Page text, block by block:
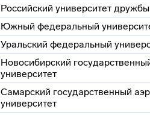
Российский университет
Южный федеральный
Уральский федеральный
Новосибирский
университет
Самарский государственный
университет